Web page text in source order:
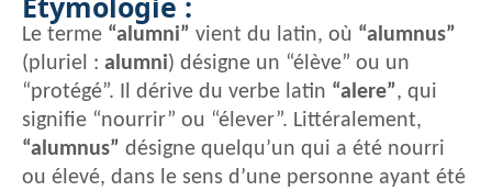
Le terme “alumni” vient du latin, où “alumnus”
(pluriel : alumni) désigne un “élève” ou un
“protégé”. Il dérive du verbe latin “alere”, qui
signifie “nourrir” ou “élever”. Littéralement,
“alumnus” désigne quelqu’un qui a été nourri
ou élevé, dans le sens d’une personne ayant été